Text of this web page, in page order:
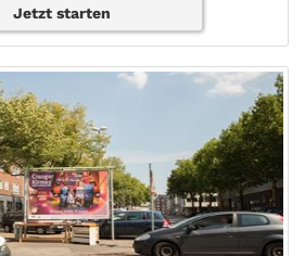
Jetzt starten